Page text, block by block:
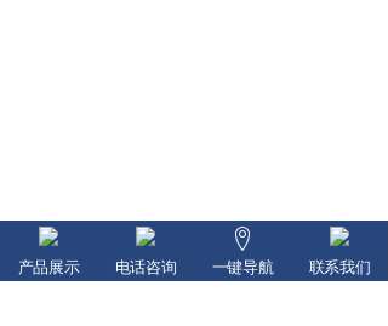
产品展示 电话咨询 一键导航 联系我们